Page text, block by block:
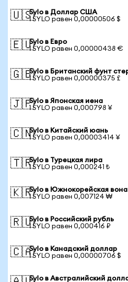
🇺🇸Sylo в Доллар США
1 SYLO равен 0,00000506 $
🇪🇺Sylo в Евро
1 SYLO равен 0,00000438 €
🇬🇧Sylo в Британский фунт
1 SYLO равен 0,00000375 £
🇯🇵Sylo в Японская иена
1 SYLO равен 0,000798 ¥
🇨🇳Sylo в Китайский юань
1 SYLO равен 0,00003414 ¥
🇹🇷Sylo в Турецкая лира
1 SYLO равен 0,000241 ₺
🇰🇷Sylo в Южнокорейская вона
1 SYLO равен 0,007124 ₩
🇷🇺Sylo в Российский рубль
1 SYLO равен 0,000416 ₽
🇨🇦Sylo в Канадский доллар
1 SYLO равен 0,00000706 $
Sylo в Австралийский